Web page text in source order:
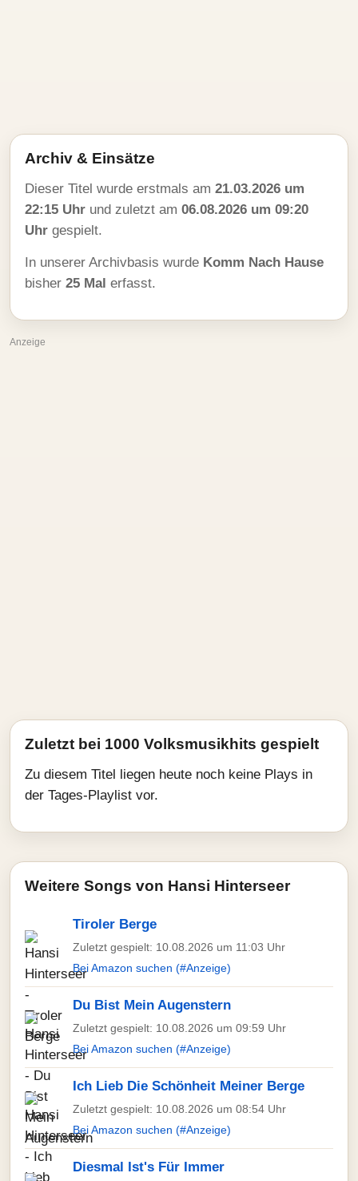
Archiv & Einsätze
Dieser Titel wurde erstmals am 21.03.2026 um
22:15 Uhr und zuletzt am 06.08.2026 um 09:20
Uhr gespielt.
In unserer Archivbasis wurde Komm Nach Hause
bisher 25 Mal erfasst.
Anzeige
Zuletzt bei 1000 Volksmusikhits gespielt
Zu diesem Titel liegen heute noch keine Plays in
der Tages-Playlist vor.
Weitere Songs von Hansi Hinterseer
Tiroler Berge
Zuletzt gespielt: 10.08.2026 um 11:03 Uhr
Bei Amazon suchen (#Anzeige)
Du Bist Mein Augenstern
Zuletzt gespielt: 10.08.2026 um 09:59 Uhr
Bei Amazon suchen (#Anzeige)
Ich Lieb Die Schönheit Meiner Berge
Zuletzt gespielt: 10.08.2026 um 08:54 Uhr
Bei Amazon suchen (#Anzeige)
Diesmal Ist's Für Immer